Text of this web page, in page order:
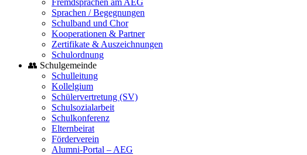
Fremdsprachen am AEG
Sprachen / Begegnungen
Schulband und Chor
Kooperationen & Partner
Zertifikate & Auszeichnungen
Schulordnung
👥 Schulgemeinde
Schulleitung
Kollelgium
Schülervertretung (SV)
Schulsozialarbeit
Schulkonferenz
Elternbeirat
Förderverein
Alumni-Portal – AEG